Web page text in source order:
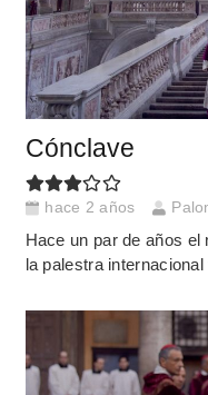
Cónclave
hace 2 años
Hace un par de años
la palestra